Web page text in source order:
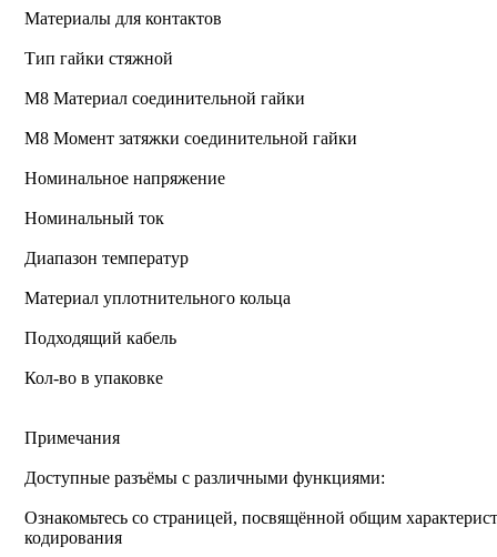
Материалы для контактов
Тип гайки стяжной
М8 Материал соединительной гайки
M8 Момент затяжки соединительной гайки
Номинальное напряжение
Номинальный ток
Диапазон температур
Материал уплотнительного кольца
Подходящий кабель
Кол-во в упаковке
Примечания
Доступные разъёмы с различными функциями:
Ознакомьтесь со страницей, посвящённой общим
кодирования